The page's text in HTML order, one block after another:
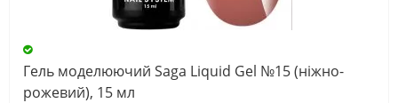
Гель моделюючий Saga Liquid Gel №15 (ніжно-
рожевий), 15 мл